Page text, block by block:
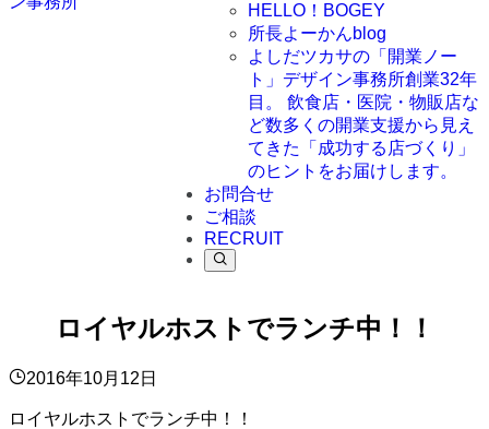
HELLO！BOGEY
所長よーかんblog
よしだツカサの「開業ノー
ト」 デザイン事務所創業32年
目。 飲食店・医院・物販店な
ど数多くの開業支援から見え
てきた「成功する店づくり」
のヒントをお届けします。
お問合せ
ご相談
RECRUIT
ロイヤルホストでランチ中！！
2016年10月12日
ロイヤルホストでランチ中！！